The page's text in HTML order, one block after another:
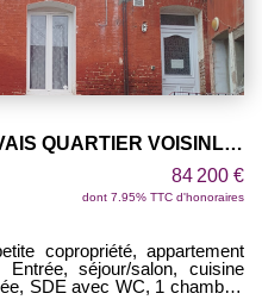
APPARTEMENT T2 - BEAUVAIS QUARTIER VOISINLIEU
84 200 €
dont 7.95% TTC d'honoraires
copropriété, appartement
séjour/salon, cuisine
SDE avec WC, 1 chambre.